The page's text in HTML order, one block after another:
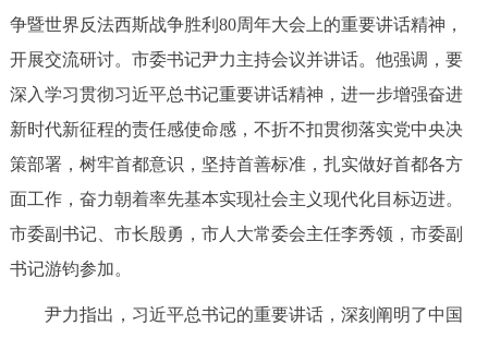
中介服务 阳光政务
政民互动
争暨世界反法西斯战争胜利80周年大会上的重要讲话精神，
开展交流研讨。市委书记尹力主持会议并讲话。他强调，要
深入学习贯彻习近平总书记重要讲话精神，进一步增强奋进
新时代新征程的责任感使命感，不折不扣贯彻落实党中央决
策部署，树牢首都意识，坚持首善标准，扎实做好首都各方
面工作，奋力朝着率先基本实现社会主义现代化目标迈进。
市委副书记、市长殷勇，市人大常委会主任李秀领，市委副
书记游钧参加。
尹力指出，习近平总书记的重要讲话，深刻阐明了中国